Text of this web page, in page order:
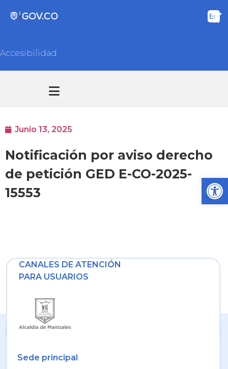
Accesibilidad
Junio 13, 2025
Notificación por aviso derecho
de petición GED E-CO-2025-
15553
CANALES DE ATENCIÓN
PARA USUARIOS
Sede principal